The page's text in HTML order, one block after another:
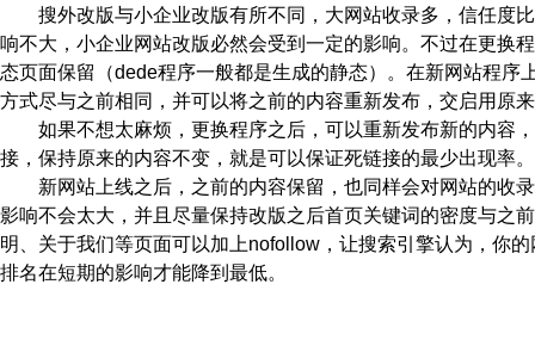
搜外改版与小企业改版有所不同，大网站收录多，信任度
响不大，小企业网站改版必然会受到一定的影响。不过在更换
态页面保留（dede程序一般都是生成的静态）。在新网站程
方式尽与之前相同，并可以将之前的内容重新发布，交启用原
如果不想太麻烦，更换程序之后，可以重新发布新的内容
接，保持原来的内容不变，就是可以保证死链接的最少出现率。
新网站上线之后，之前的内容保留，也同样会对网站的收
影响不会太大，并且尽量保持改版之后首页关键词的密度与之
明、关于我们等页面可以加上nofollow，让搜索引擎认为，你
排名在短期的影响才能降到最低。